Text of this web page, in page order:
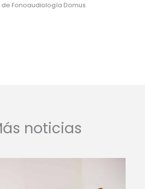
Fonoaudiología Domus
noticias